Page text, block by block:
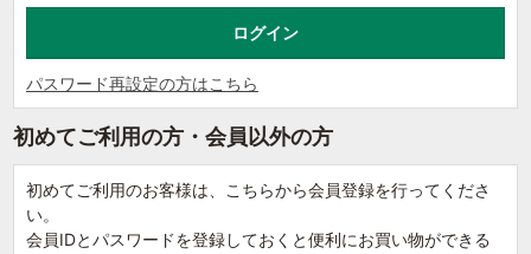
パスワード再設定の方はこちら
初めてご利用の方・会員以外の方
初めてご利用のお客様は、こちらから会員登録を行ってくださ
い。
会員IDとパスワードを登録しておくと便利にお買い物ができる